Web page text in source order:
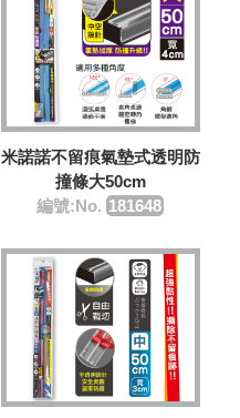
米諾諾不留痕氣墊式透明防
撞條大50cm
編號:No. 181648